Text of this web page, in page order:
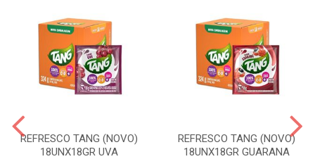
REFRESCO TANG (NOVO)
18UNX18GR UVA
REFRESCO TANG (NOVO)
18UNX18GR GUARANA